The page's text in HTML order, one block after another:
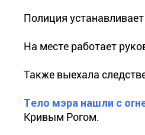
Полиция
На месте работает
Также выехала
Тело мэра нашли с
Кривым Рогом.